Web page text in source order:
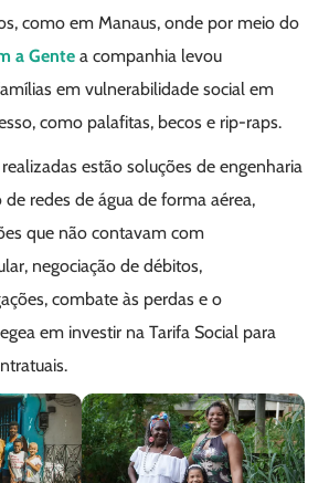
como em Manaus, onde por meio do
a Gente a companhia levou
em vulnerabilidade social em
como palafitas, becos e rip-raps.
estão soluções de engenharia
redes de água de forma aérea,
que não contavam com
negociação de débitos,
combate às perdas e o
em investir na Tarifa Social para